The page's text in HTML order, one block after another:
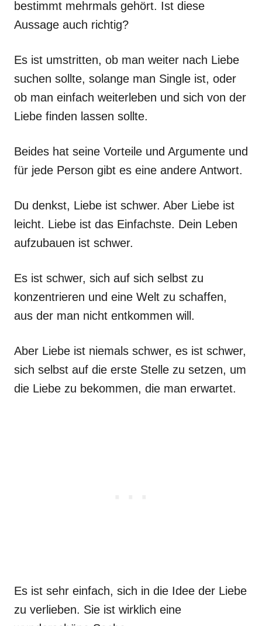
bestimmt mehrmals gehört. Ist diese
Aussage auch richtig?
Es ist umstritten, ob man weiter nach Liebe
suchen sollte, solange man Single ist, oder
ob man einfach weiterleben und sich von der
Liebe finden lassen sollte.
Beides hat seine Vorteile und Argumente und
für jede Person gibt es eine andere Antwort.
Du denkst, Liebe ist schwer. Aber Liebe ist
leicht. Liebe ist das Einfachste. Dein Leben
aufzubauen ist schwer.
Es ist schwer, sich auf sich selbst zu
konzentrieren und eine Welt zu schaffen,
aus der man nicht entkommen will.
Aber Liebe ist niemals schwer, es ist schwer,
sich selbst auf die erste Stelle zu setzen, um
die Liebe zu bekommen, die man erwartet.
Es ist sehr einfach, sich in die Idee der Liebe
zu verlieben. Sie ist wirklich eine